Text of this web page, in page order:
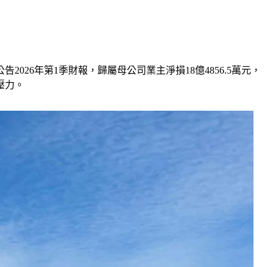
2026年第1季財報，歸屬母公司業主淨損18億4856.5萬元，
力。